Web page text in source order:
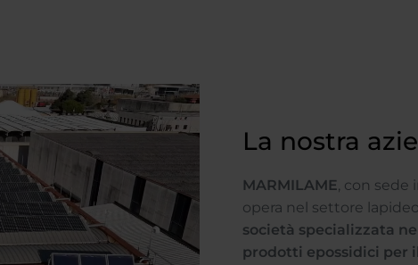
La nostra
MARMILAME, con sede
opera nel settore
società specializzata
prodotti epossidici per